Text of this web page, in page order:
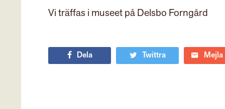
Vi träffas i museet på Delsbo Forngård
Dela Twittra